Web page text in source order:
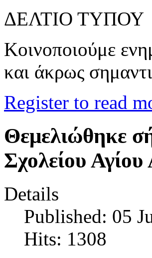
ΔΕΛΤΙΟ ΤΥΠΟΥ
Κοινοποιούμε
και άκρως
Register to read
Θεμελιώθηκε
Σχολείου
Details
Published: 05
Hits: 1308